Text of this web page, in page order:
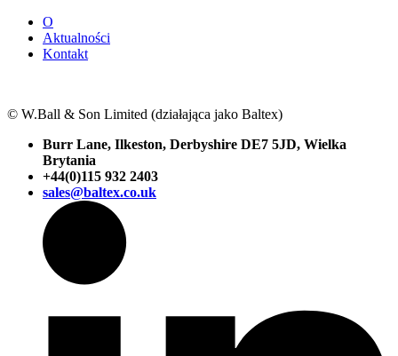
O
Aktualności
Kontakt
© W.Ball & Son Limited (działająca jako Baltex)
Burr Lane, Ilkeston, Derbyshire DE7 5JD, Wielka
Brytania
+44(0)115 932 2403
sales@baltex.co.uk